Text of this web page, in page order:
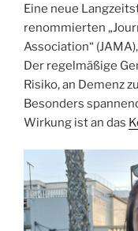
Eine neue
renommierten
Association“
Der regelmäßige
Risiko, an Demenz
Besonders
Wirkung ist an das